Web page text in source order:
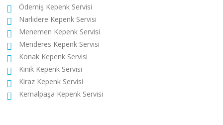
Ödemiş Kepenk Servisi
Narlıdere Kepenk Servisi
Menemen Kepenk Servisi
Menderes Kepenk Servisi
Konak Kepenk Servisi
Kınık Kepenk Servisi
Kiraz Kepenk Servisi
Kemalpaşa Kepenk Servisi